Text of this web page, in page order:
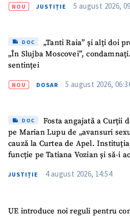
NOU JUSTIȚIE 5 august 2026,
DOC
„Tanti Raia” și alți doi
„În Slujba Moscovei”,
sentinței
NOU DOSAR 5 august 2026,
DOC
Fosta angajată a Curții
pe Marian Lupu de „avansuri
cauză la Curtea de Apel.
funcție pe Tatiana Vozian și să-i
JUSTIȚIE 4 august 2026, 14:54
UE introduce noi reguli pentru